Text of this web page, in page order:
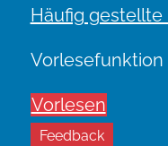
Häufig gestellte
Vorlesefunktion
Vorlesen
Feedback